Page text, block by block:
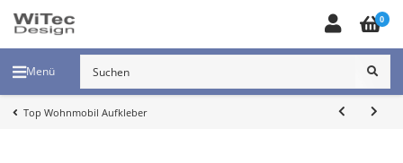
Menü
0
Top Wohnmobil Aufkleber